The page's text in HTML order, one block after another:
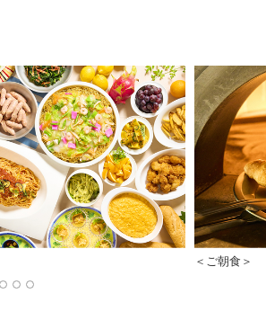
＜ご朝食＞